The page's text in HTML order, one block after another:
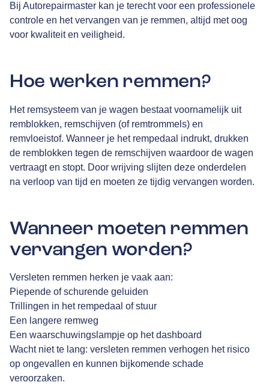
Bij Autorepairmaster kan je terecht voor een professionele
controle en het vervangen van je remmen, altijd met oog
voor kwaliteit en veiligheid.
Hoe werken remmen?
Het remsysteem van je wagen bestaat voornamelijk uit
remblokken, remschijven (of remtrommels) en
remvloeistof. Wanneer je het rempedaal indrukt, drukken
de remblokken tegen de remschijven waardoor de wagen
vertraagt en stopt. Door wrijving slijten deze onderdelen
na verloop van tijd en moeten ze tijdig vervangen worden.
Wanneer moeten remmen
vervangen worden?
Versleten remmen herken je vaak aan:
Piepende of schurende geluiden
Trillingen in het rempedaal of stuur
Een langere remweg
Een waarschuwingslampje op het dashboard
Wacht niet te lang: versleten remmen verhogen het risico
op ongevallen en kunnen bijkomende schade
veroorzaken.